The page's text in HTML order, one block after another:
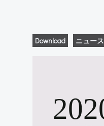
Download ニュース